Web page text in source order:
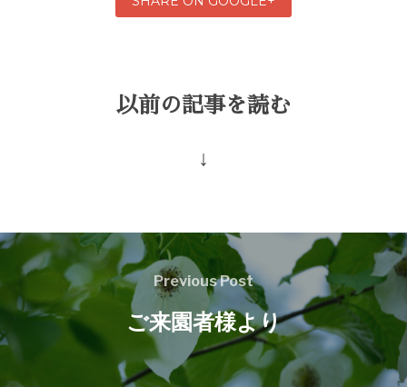
以前の記事を読む
↓
Previous Post
ご来園者様より